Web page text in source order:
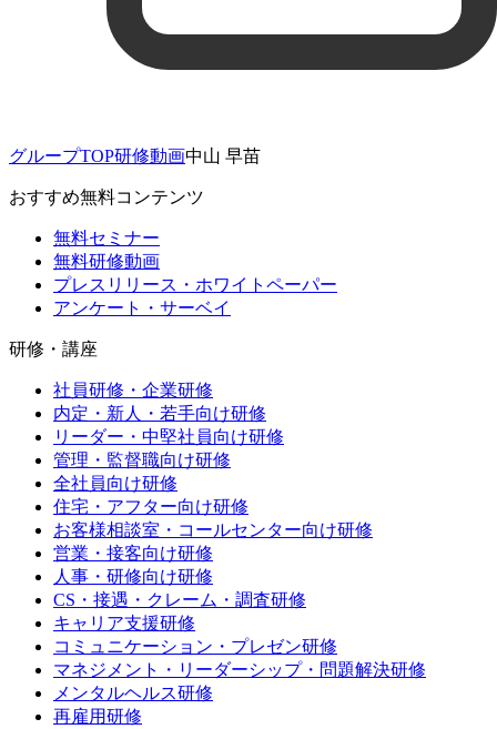
グループTOP研修動画中山 早苗
おすすめ無料コンテンツ
無料セミナー
無料研修動画
プレスリリース・ホワイトペーパー
アンケート・サーベイ
研修・講座
社員研修・企業研修
内定・新人・若手向け研修
リーダー・中堅社員向け研修
管理・監督職向け研修
全社員向け研修
住宅・アフター向け研修
お客様相談室・コールセンター向け研修
営業・接客向け研修
人事・研修向け研修
CS・接遇・クレーム・調査研修
キャリア支援研修
コミュニケーション・プレゼン研修
マネジメント・リーダーシップ・問題解決研修
メンタルヘルス研修
再雇用研修